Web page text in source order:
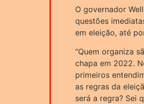
O governador
questões
em eleição, até
“Quem organiza
chapa em 2022.
primeiros
as regras da
será a regra? Sei